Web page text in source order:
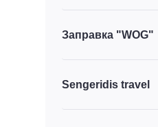
Заправка "WOG"
Sengeridis travel